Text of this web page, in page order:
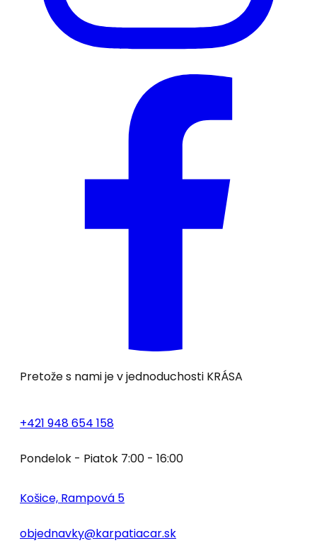
Pretože s nami je v jednoduchosti KRÁSA
+421 948 654 158
Pondelok - Piatok 7:00 - 16:00
Košice, Rampová 5
objednavky@karpatiacar.sk